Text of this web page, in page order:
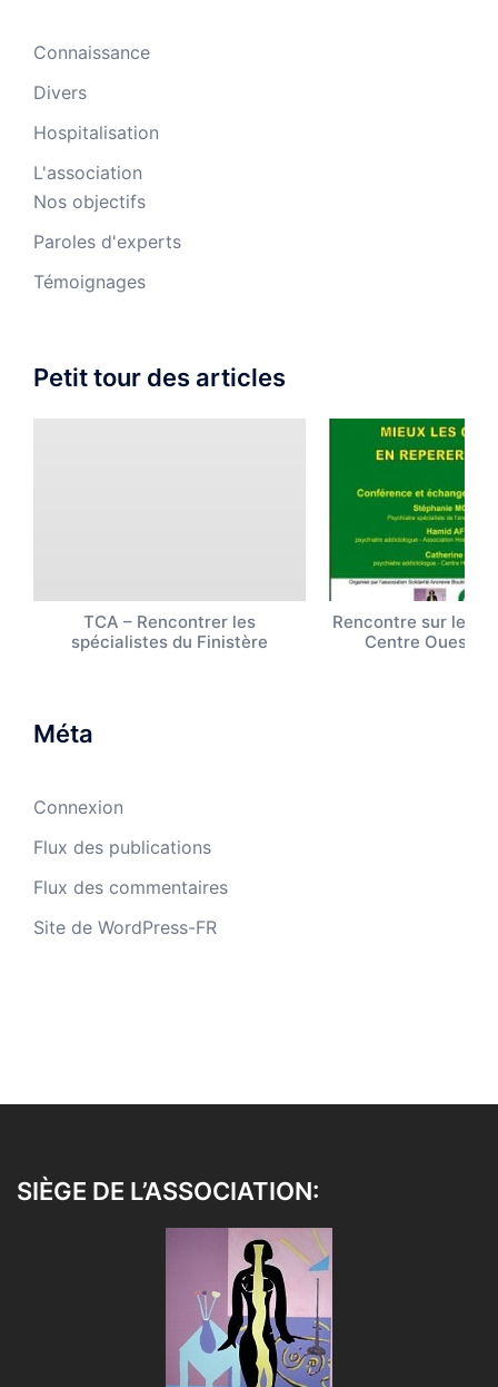
Connaissance
Divers
Hospitalisation
L'association
Nos objectifs
Paroles d'experts
Témoignages
Petit tour des articles
TCA – Rencontrer les
spécialistes du Finistère
Rencontre sur les
Centre Ouest
Méta
Connexion
Flux des publications
Flux des commentaires
Site de WordPress-FR
SIÈGE DE L’ASSOCIATION: